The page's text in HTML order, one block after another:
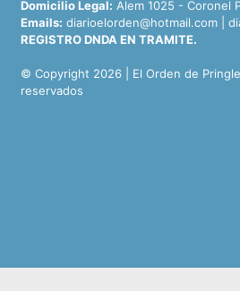
Domicilio Legal: Alem 1025 - Coronel
Emails: diarioelorden@hotmail.com
REGISTRO DNDA EN TRAMITE.
© Copyright 2026 | El Orden de
reservados